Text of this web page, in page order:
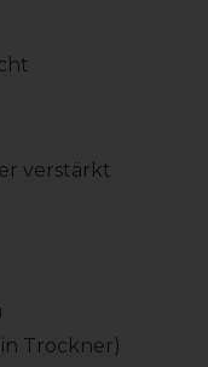
verstärkt
Trockner)